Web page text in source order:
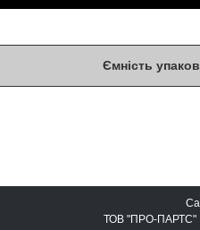
Ємність